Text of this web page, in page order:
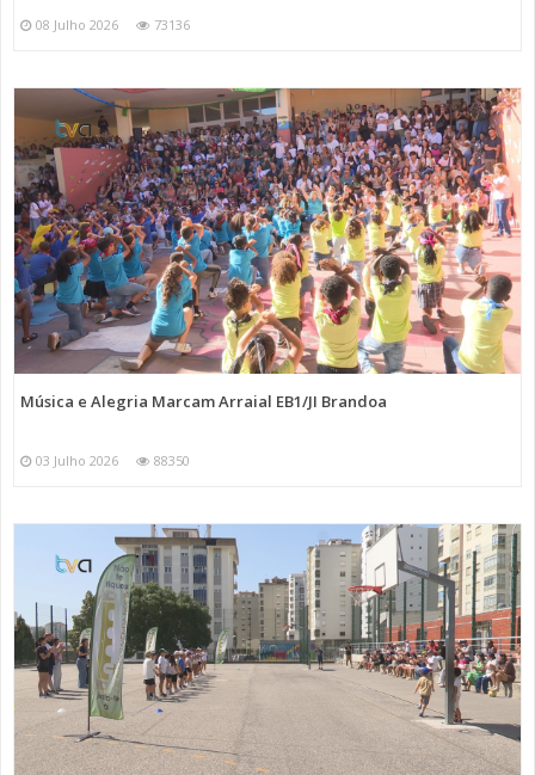
08 Julho 2026 73136
Música e Alegria Marcam Arraial EB1/JI Brandoa
03 Julho 2026 88350